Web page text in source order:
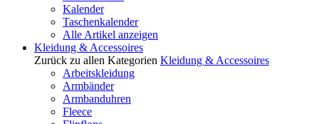
Kalender
Taschenkalender
Alle Artikel anzeigen
Kleidung & Accessoires
Zurück zu allen Kategorien Kleidung & Accessoires
Arbeitskleidung
Armbänder
Armbanduhren
Fleece